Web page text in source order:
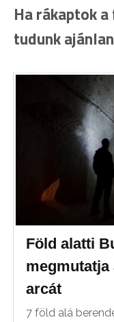
Ha rákaptok
tudunk
Föld alatti
arcát
7 föld alá